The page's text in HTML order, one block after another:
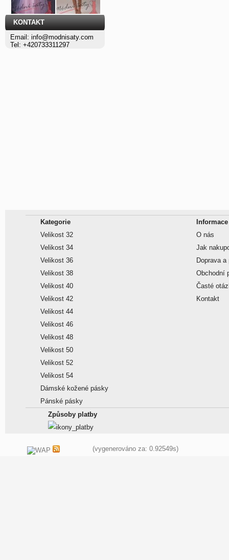
KONTAKT
Email: info@modnisaty.com
Tel: +420733311297
Kategorie
Velikost 32
Velikost 34
Velikost 36
Velikost 38
Velikost 40
Velikost 42
Velikost 44
Velikost 46
Velikost 48
Velikost 50
Velikost 52
Velikost 54
Dámské kožené pásky
Pánské pásky
Informace
O nás
Jak
Doprava a
Obchodní
Časté
Kontakt
Způsoby platby
(vygenerováno za: 0.92549s)